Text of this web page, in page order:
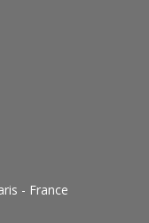
- France